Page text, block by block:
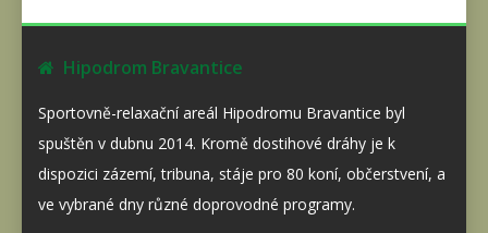
Hipodrom Bravantice
Sportovně-relaxační areál Hipodromu Bravantice byl
spuštěn v dubnu 2014. Kromě dostihové dráhy je k
dispozici zázemí, tribuna, stáje pro 80 koní, občerstvení, a
ve vybrané dny různé doprovodné programy.